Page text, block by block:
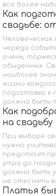
все более
Как
свадьбе:
Как
свадьбе:
Человеческая
череда
очень,
обыденных.
наиболее
жизни
подготовка к
должна быть
Как
на свадьбу
Как
на свадьбу
При выборе
нужно
предстоит
утра до
должно быть
не стеснять
Платья
Платья